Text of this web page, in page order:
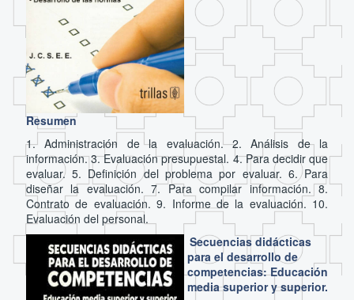
Resumen
1. Administración de la evaluación. 2. Análisis de la
información. 3. Evaluación presupuestal. 4. Para decidir que
evaluar. 5. Definición del problema por evaluar. 6. Para
diseñar la evaluación. 7. Para compilar información. 8.
Contrato de evaluación. 9. Informe de la evaluación. 10.
Evaluación del personal.
Secuencias didácticas
para el desarrollo de
competencias: Educación
media superior y superior.